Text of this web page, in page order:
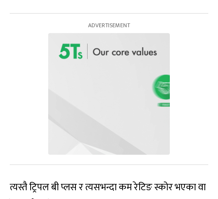
त्यस्तै ट्रिपल बी प्लस र त्यसभन्दा कम रेटिङ स्कोर भएका वा